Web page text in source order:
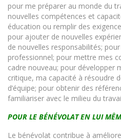
pour me préparer au monde du
nouvelles compétences et
éducation ou remplir des
pour ajouter de nouvelles
de nouvelles responsabilités;
professionnel; pour mettre mes
cadre nouveau; pour développer
critique, ma capacité à résoudre
d’équipe; pour obtenir des
familiariser avec le milieu du
POUR LE BÉNÉVOLAT EN LUI
Le bénévolat contribue à